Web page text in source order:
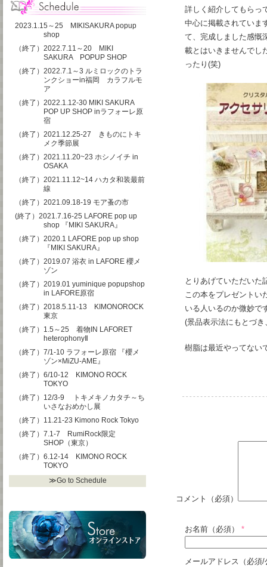
詳しく紹介してもらっ
中心に掲載されていま
て、完成しました感慨
載とはいきませんでし
ったり(笑)
とりあげていただいた
この本をプレゼントい
いる人いるのか微妙で
(景品表示法にもとづ
樹脂は最近やってない
コメント（必須）
お名前（必須） *
メールアドレス（必須
2023.1.15～25 MIKISAKURA popup
shop
（終了）2022.7.11～20 MIKI
SAKURA POPUP SHOP
（終了）2022.7.1～3 ルミロックのトラ
ンクショーin福岡 カラフルモ
ア
（終了）2022.1.12-30 MIKI SAKURA
POP UP SHOP inラフォーレ原
宿
（終了）2021.12.25-27 きものにトキ
メク季節展
（終了）2021.11.20~23 ホシノイチ in
OSAKA
（終了）2021.11.12~14 ハカタ和装最前
線
（終了）2021.09.18-19 モア蚤の市
(終了）2021.7.16-25 LAFORE pop up
shop 『MIKI SAKURA』
（終了）2020.1 LAFORE pop up shop
『MIKI SAKURA』
（終了）2019.07 浴衣 in LAFORE 櫻メ
ゾン
（終了）2019.01 yuminique popupshop
in LAFORE原宿
（終了）2018.5.11-13 KIMONOROCK
東京
（終了）1.5～25 着物IN LAFORET
heterophonyⅡ
（終了）7/1-10 ラフォーレ原宿 『櫻メ
ゾン×MiZU-AME』
（終了）6/10-12 KIMONO ROCK
TOKYO
（終了）12/3-9 トキメキノカタチ～ち
いさなおめかし展
（終了）11.21-23 Kimono Rock Tokyo
（終了）7.1-7 RumiRock限定
SHOP（東京）
（終了）6.12-14 KIMONO ROCK
TOKYO
≫Go to Schedule